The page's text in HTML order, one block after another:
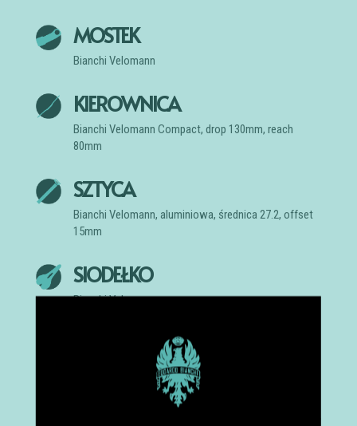
MOSTEK
Bianchi Velomann
KIEROWNICA
Bianchi Velomann Compact, drop 130mm, reach
80mm
SZTYCA
Bianchi Velomann, aluminiowa, średnica 27.2, offset
15mm
SIODEŁKO
Bianchi Velomann
TARCZE HAMULCOWE
Shimano SM-RT70, center lock
Firma Bianchi zastrzega sobie prawo do drobnych